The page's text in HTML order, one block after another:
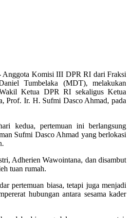
Anggota Komisi III DPR RI dari Fraksi
Tumbelaka (MDT), melakukan
Ketua DPR RI sekaligus Ketua
Prof. Ir. H. Sufmi Dasco Ahmad, pada
kedua, pertemuan ini berlangsung
Sufmi Dasco Ahmad yang berlokasi
Adherien Wawointana, dan disambut
tuan rumah.
pertemuan biasa, tetapi juga menjadi
hubungan antara sesama kader